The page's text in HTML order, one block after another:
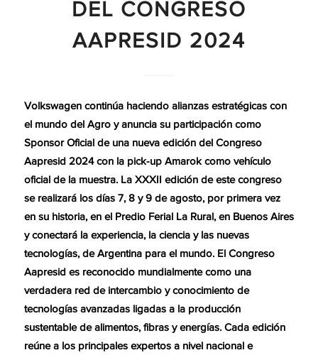
DEL CONGRESO
AAPRESID 2024
Volkswagen continúa haciendo alianzas estratégicas con
el mundo del Agro y anuncia su participación como
Sponsor Oficial de una nueva edición del Congreso
Aapresid 2024 con la pick-up Amarok como vehículo
oficial de la muestra. La XXXII edición de este congreso
se realizará los días 7, 8 y 9 de agosto, por primera vez
en su historia, en el Predio Ferial La Rural, en Buenos Aires
y conectará la experiencia, la ciencia y las nuevas
tecnologías, de Argentina para el mundo. El Congreso
Aapresid es reconocido mundialmente como una
verdadera red de intercambio y conocimiento de
tecnologías avanzadas ligadas a la producción
sustentable de alimentos, fibras y energías. Cada edición
reúne a los principales expertos a nivel nacional e